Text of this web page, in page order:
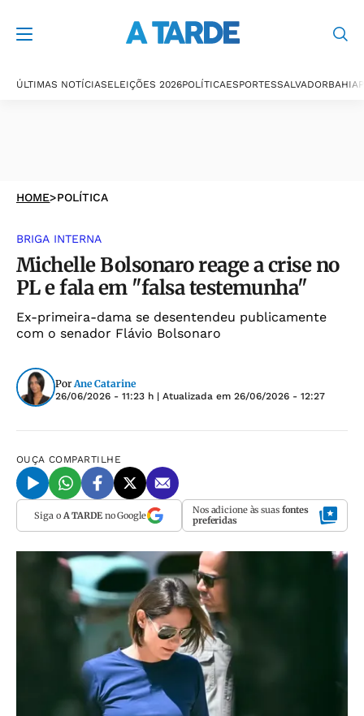
ÚLTIMAS NOTÍCIASELEIÇÕES 2026POLÍTICAESPORTESSALVADORBAHIA
HOME>POLÍTICA
BRIGA INTERNA
Michelle Bolsonaro reage a crise no
PL e fala em "falsa testemunha"
Ex-primeira-dama se desentendeu publicamente
com o senador Flávio Bolsonaro
Por Ane Catarine
26/06/2026 - 11:23 h | Atualizada em 26/06/2026 - 12:27
OUÇA COMPARTILHE
Siga o A TARDEno Google Nos adicione às suas fontes
preferidas